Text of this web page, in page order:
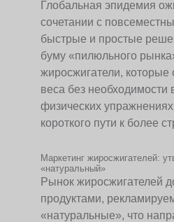
Глобальная эпидемия
сочетании с
быстрые и простые
буму «пилюльного
жиросжигатели,
веса без необходимости
физических
короткого пути к более
Маркетинг жиросжигателей:
«натуральный»
Рынок жиросжигателей
продуктами,
«натуральные», что